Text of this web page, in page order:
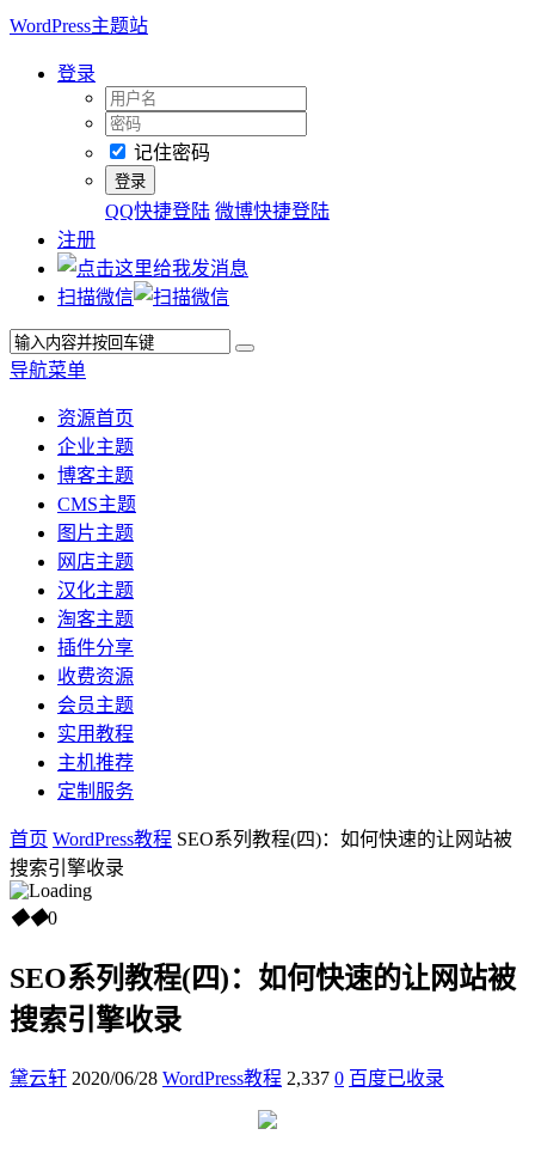
WordPress主题站
登录
记住密码
QQ快捷登陆 微博快捷登陆
注册
扫描微信
导航菜单
资源首页
企业主题
博客主题
CMS主题
图片主题
网店主题
汉化主题
淘客主题
插件分享
收费资源
会员主题
实用教程
主机推荐
定制服务
首页 WordPress教程 SEO系列教程(四)：如何快速的让网站被
搜索引擎收录
◆◆0
SEO系列教程(四)：如何快速的让网站被
搜索引擎收录
黛云轩 2020/06/28 WordPress教程 2,337 0 百度已收录